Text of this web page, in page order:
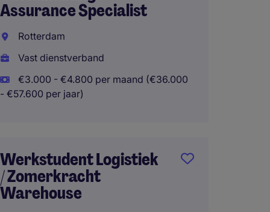
Assurance Specialist
Rotterdam
Vast dienstverband
€3.000 - €4.800 per maand (€36.000
- €57.600 per jaar)
Werkstudent Logistiek
/ Zomerkracht
Warehouse